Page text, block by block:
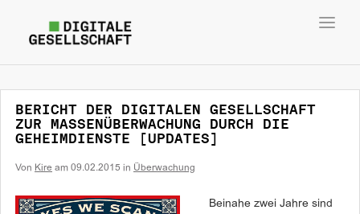
BERICHT DER DIGITALEN GESELLSCHAFT
ZUR MASSENÜBERWACHUNG DURCH DIE
GEHEIMDIENSTE [UPDATES]
Von Kire am 09.02.2015 in Überwachung
Beinahe zwei Jahre sind